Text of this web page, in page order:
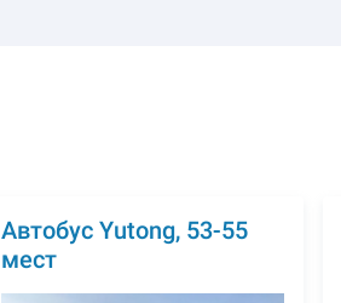
Автобус Yutong, 53-55
мест